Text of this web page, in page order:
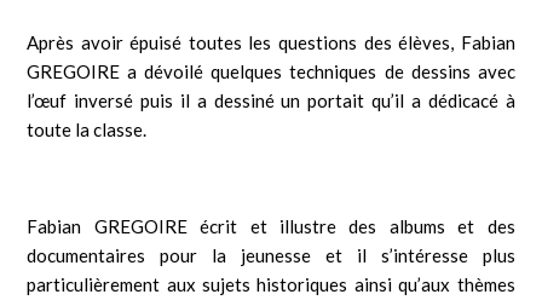
Après avoir épuisé toutes les questions des élèves, Fabian
GREGOIRE a dévoilé quelques techniques de dessins avec
l’œuf inversé puis il a dessiné un portait qu’il a dédicacé à
toute la classe.
Fabian GREGOIRE écrit et illustre des albums et des
documentaires pour la jeunesse et il s’intéresse plus
particulièrement aux sujets historiques ainsi qu’aux thèmes